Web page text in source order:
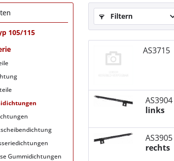
105/115
Gummidichtungen
Filtern
AS3715
AS3904
links
AS3905
rechts